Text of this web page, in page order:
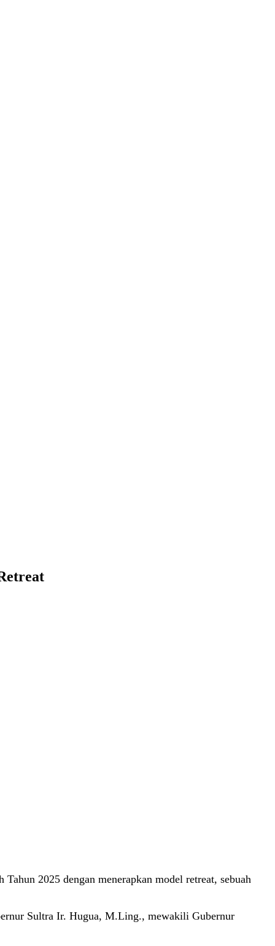
2025 dengan menerapkan model retreat, sebuah
Sultra Ir. Hugua, M.Ling., mewakili Gubernur